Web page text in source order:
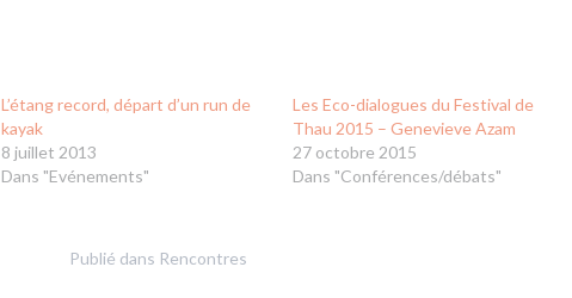
L’étang record, départ d’un run de
kayak
8 juillet 2013
Dans "Evénements"
Les Eco-dialogues du Festival de
Thau 2015 – Genevieve Azam
27 octobre 2015
Dans "Conférences/débats"
Publié dans Rencontres